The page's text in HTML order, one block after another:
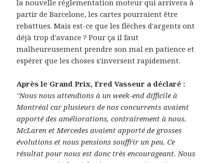
la nouvelle réglementation moteur qui arrivera à
partir de Barcelone, les cartes pourraient être
rebattues. Mais est-ce que les flèches d'argents ont
déjà trop d'avance ? Pour ça il faut
malheureusement prendre son mal en patience et
espérer que les choses s'inversent rapidement.
Après le Grand Prix, Fred Vasseur a déclaré :
"Nous nous attendions à un week-end difficile à
Montréal car plusieurs de nos concurrents avaient
apporté des améliorations, contrairement à nous.
McLaren et Mercedes avaient apporté de grosses
évolutions et nous pensions souffrir un peu. Ce
résultat pour nous est donc très encourageant. Nous